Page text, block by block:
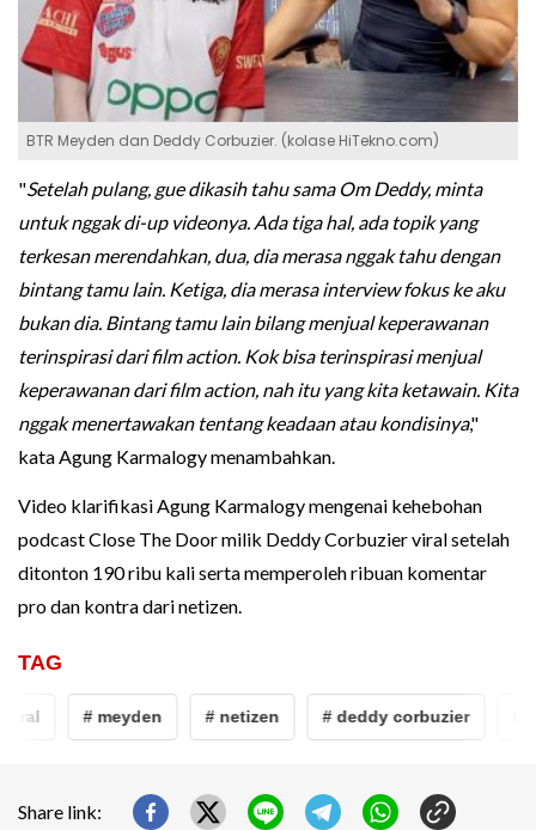
BTR Meyden dan Deddy Corbuzier. (kolase HiTekno.com)
"Setelah pulang, gue dikasih tahu sama Om Deddy, minta
untuk nggak di-up videonya. Ada tiga hal, ada topik yang
terkesan merendahkan, dua, dia merasa nggak tahu dengan
bintang tamu lain. Ketiga, dia merasa interview fokus ke aku
bukan dia. Bintang tamu lain bilang menjual keperawanan
terinspirasi dari film action. Kok bisa terinspirasi menjual
keperawanan dari film action, nah itu yang kita ketawain. Kita
nggak menertawakan tentang keadaan atau kondisinya,"
kata Agung Karmalogy menambahkan.
Video klarifikasi Agung Karmalogy mengenai kehebohan
podcast Close The Door milik Deddy Corbuzier viral setelah
ditonton 190 ribu kali serta memperoleh ribuan komentar
pro dan kontra dari netizen.
TAG
# meyden # netizen # deddy corbuzier
Share link: